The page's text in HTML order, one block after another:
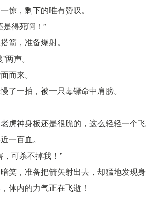
惊，剩下的唯有赞叹。
是得死啊！”
箭，准备爆射。
两声。
而来。
了一拍，被一只毒镖命中肩膀。
虎神身板还是很脆的，这么轻轻一个飞
一百血。
，可杀不掉我！”
笑，准备把箭矢射出去，却猛地发现身
体内的力气正在飞逝！